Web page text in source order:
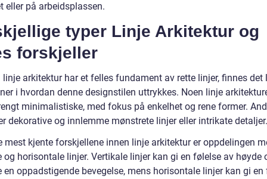
eller på arbeidsplassen.
typer Linje Arkitektur og
forskjeller
linje arkitektur har et felles fundament av rette linjer, finnes det
i hvordan denne designstilen uttrykkes. Noen linje
minimalistiske, med fokus på enkelhet og rene former.
dekorative og innlemme mønstrete linjer eller intrikate detaljer.
mest kjente forskjellene innen linje arkitektur er oppdelingen
og horisontale linjer. Vertikale linjer kan gi en følelse av høyde
en oppadstigende bevegelse, mens horisontale linjer kan gi en